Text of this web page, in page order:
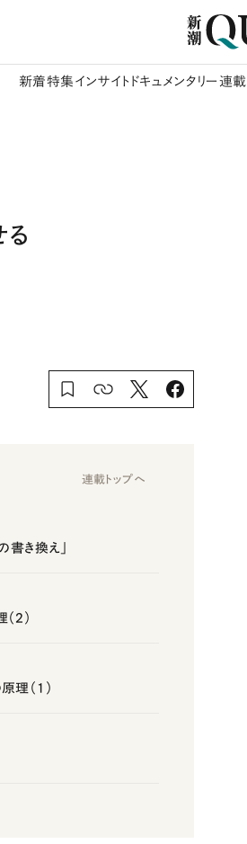
新着特集 インサイト ドキュメンタリー 連載
連載トップへ
き換え」
2）
理（1）